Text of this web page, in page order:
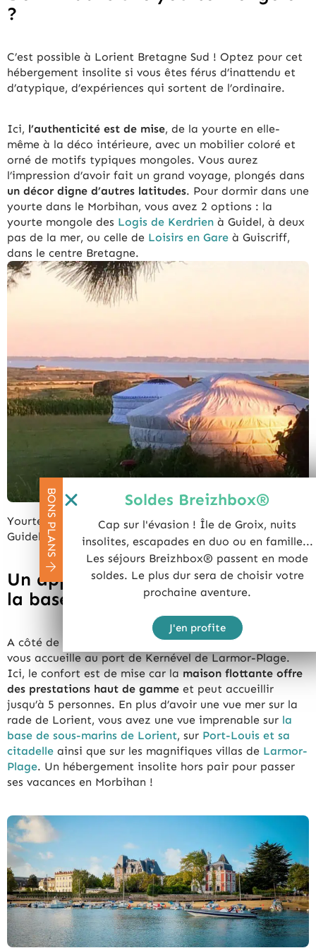
?
C’est possible à Lorient Bretagne Sud ! Optez pour cet
hébergement insolite si vous êtes férus d’inattendu et
d’atypique, d’expériences qui sortent de l’ordinaire.
Ici, l’authenticité est de mise, de la yourte en elle-
même à la déco intérieure, avec un mobilier coloré et
orné de motifs typiques mongoles. Vous aurez
l’impression d’avoir fait un grand voyage, plongés dans
un décor digne d’autres latitudes. Pour dormir dans une
yourte dans le Morbihan, vous avez 2 options : la
yourte mongole des Logis de Kerdrien à Guidel, à deux
pas de la mer, ou celle de Loisirs en Gare à Guiscriff,
dans le centre Bretagne.
Yourtes avec vue sur l’océan aux Logis de Kerdrien, à
Guidel (Morbihan) – ©Logis de Kerdrien
Un appartement sur l’eau face à
la base de sous-marins
A côté de Lorient, c’est le Lodge Boat L’ENDROIT
vous accueille au port de Kernével de Larmor-Plage.
Ici, le confort est de mise car la maison flottante offre
des prestations haut de gamme et peut accueillir
jusqu’à 5 personnes. En plus d’avoir une vue mer sur la
rade de Lorient, vous avez une vue imprenable sur la
base de sous-marins de Lorient, sur Port-Louis et sa
citadelle ainsi que sur les magnifiques villas de Larmor-
Plage. Un hébergement insolite hors pair pour passer
ses vacances en Morbihan !
BONS PLANS Soldes Breizhbox®
Cap sur l'évasion ! Île de Groix, nuits
insolites, escapades en duo ou en famille...
Les séjours Breizhbox® passent en mode
soldes. Le plus dur sera de choisir votre
prochaine aventure.
J'en profite